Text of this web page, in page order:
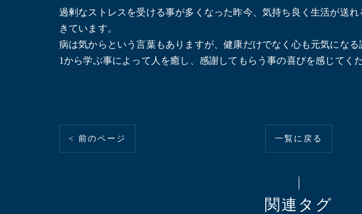
過剰なストレスを受ける事が多くなった昨今、気持ち良く生活が送
きています。
病は気からという言葉もありますが、健康だけでなく心も元気になる
1から学ぶ事によって人を癒し、感謝してもらう事の喜びを感じてくだ
< 前のページ 一覧に戻る
関連タグ